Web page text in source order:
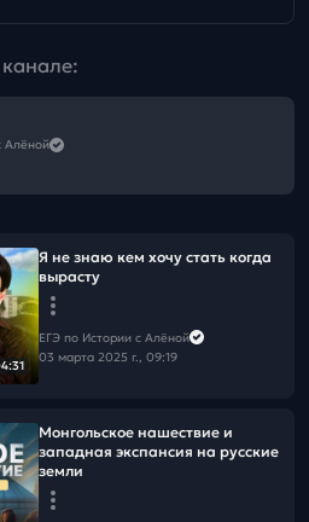
Алёной
Я не знаю кем хочу стать когда
вырасту
ЕГЭ по Истории с Алёной
03 марта 2025 г., 09:19
Монгольское нашествие и
западная экспансия на русские
земли